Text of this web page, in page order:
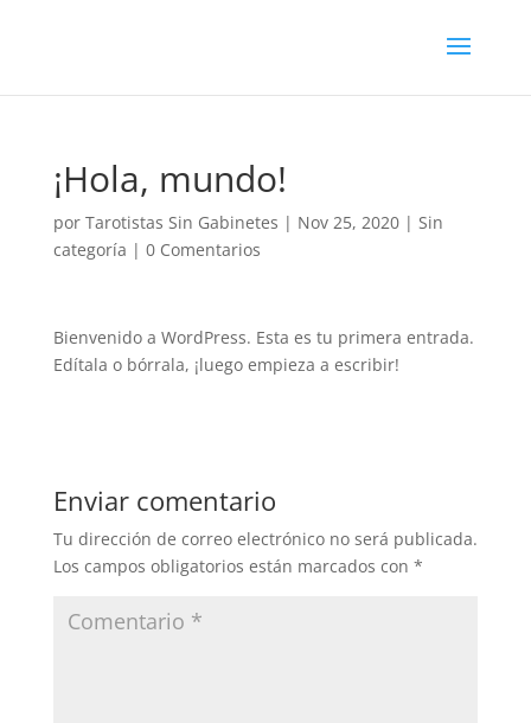
¡Hola, mundo!
por Tarotistas Sin Gabinetes | Nov 25, 2020| Sin
categoría | 0 Comentarios
Bienvenido a WordPress. Esta es tu primera entrada.
Edítala o bórrala, ¡luego empieza a escribir!
Enviar comentario
Tu dirección de correo electrónico no será publicada.
Los campos obligatorios están marcados con *